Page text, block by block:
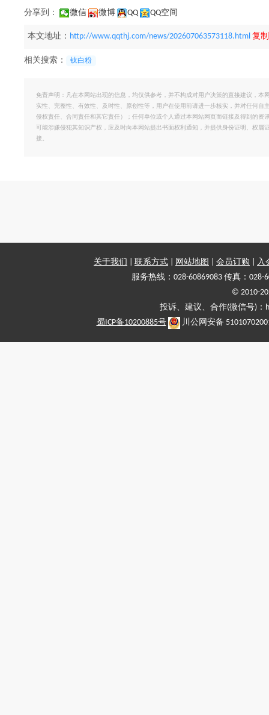
分享到： 微信 微博 QQ QQ空间
本文地址： http://www.qqthj.com/news/202607063573118.html 复
相关搜索： 钛白粉
免责声明：凡在本网站出现的信息，均仅供参考，并不构成对用户决策的直接建议，
实性、完整性、有效性、及时性、原创性等，用户在使用前请进一步核实，并对任何
侵权责任、合同责任和其它责任）；任何单位或个人通过本网站网页而链接及得到的
可能涉嫌侵犯其知识产权，应及时向本网站提出书面权利通知，并提供身份证明、权
接。
关于我们 联系方式 网站地图 会员订购
入
服务热线：028-60869083 传真：028-
© 2010-
投诉、建议、合作(微信号)
蜀ICP备10200885号
川公网安备